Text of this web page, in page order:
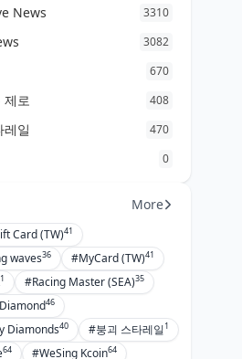
News 3310
3082
670
제로 408
레일 470
0
More
Card (TW)41
waves36 #MyCard (TW)41
1 #Racing Master (SEA)35
46
Diamonds40 #붕괴 스타레일1
64 #WeSing Kcoin64